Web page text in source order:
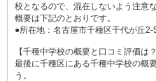
校となるので、混在しないよう注意
概要は下記のとおりです。
●所在地：名古屋市千種区千代が丘2-
【千種中学校の概要と口コミ評価は？
最後に千種区にある千種中学校の概
う。